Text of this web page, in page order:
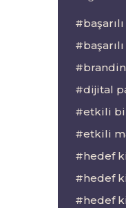
dijital
etkili
etkili
hedef
hedef
hedef